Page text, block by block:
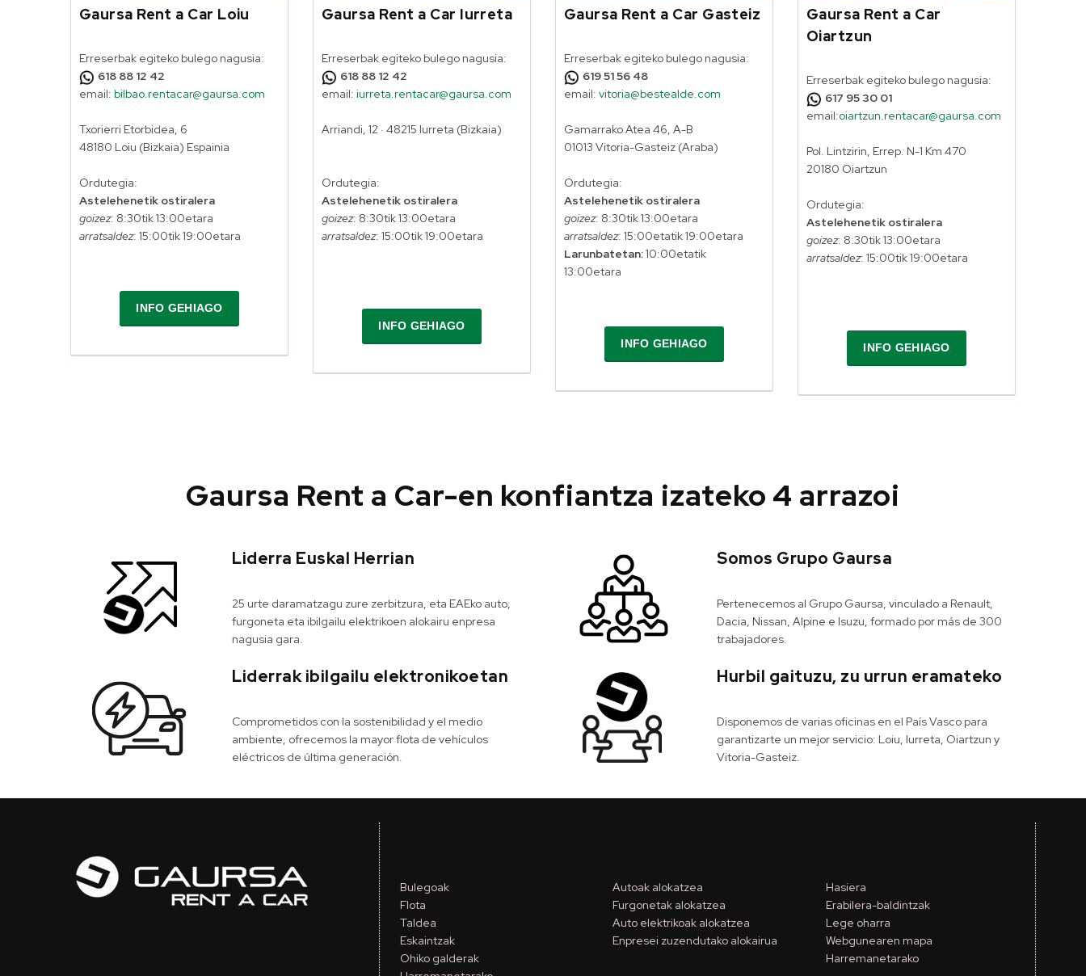
Gaursa Rent a Car Loiu
Erreserbak egiteko bulego nagusia:
618 88 12 42
email: bilbao.rentacar@gaursa.com
Txorierri Etorbidea, 6
48180 Loiu (Bizkaia) Espainia
Ordutegia:
Astelehenetik ostiralera
goizez: 8:30tik 13:00etara
arratsaldez: 15:00tik 19:00etara
INFO GEHIAGO
Gaursa Rent a Car Iurreta
Erreserbak egiteko bulego nagusia:
618 88 12 42
email: iurreta.rentacar@gaursa.com
Arriandi, 12 · 48215 Iurreta (Bizkaia)
Ordutegia:
Astelehenetik ostiralera
goizez: 8:30tik 13:00etara
arratsaldez: 15:00tik 19:00etara
INFO GEHIAGO
Gaursa Rent a Car Gasteiz
Erreserbak egiteko bulego nagusia:
619 51 56 48
email: vitoria@bestealde.com
Gamarrako Atea 46, A-B
01013 Vitoria-Gasteiz (Araba)
Ordutegia:
Astelehenetik ostiralera
goizez: 8:30tik 13:00etara
arratsaldez: 15:00etatik 19:00etara
Larunbatetan:10:00etatik
13:00etara
INFO GEHIAGO
Gaursa Rent a Car
Oiartzun
Erreserbak egiteko bulego nagusia:
617 95 30 01
email:oiartzun.rentacar@gaursa.com
Pol. Lintzirin, Errep. N-1 Km 470
20180 Oiartzun
Ordutegia:
Astelehenetik ostiralera
goizez: 8:30tik 13:00etara
arratsaldez: 15:00tik 19:00etara
INFO GEHIAGO
Gaursa Rent a Car-en konfiantza izateko 4 arrazoi
Liderra Euskal Herrian
25 urte daramatzagu zure zerbitzura, eta EAEko auto,
furgoneta eta ibilgailu elektrikoen alokairu enpresa
nagusia gara.
Somos Grupo Gaursa
Pertenecemos al Grupo Gaursa, vinculado a Renault,
Dacia, Nissan, Alpine e Isuzu, formado por más de 300
trabajadores.
Liderrak ibilgailu elektronikoetan
Comprometidos con la sostenibilidad y el medio
ambiente, ofrecemos la mayor flota de vehículos
eléctricos de última generación.
Hurbil gaituzu, zu urrun eramateko
Disponemos de varias oficinas en el País Vasco para
garantizarte un mejor servicio: Loiu, Iurreta, Oiartzun y
Vitoria-Gasteiz.
Bulegoak
Flota
Taldea
Eskaintzak
Ohiko galderak
Autoak alokatzea
Furgonetak alokatzea
Auto elektrikoak alokatzea
Enpresei zuzendutako alokairua
Hasiera
Erabilera-baldintzak
Lege oharra
Webgunearen mapa
Harremanetarako